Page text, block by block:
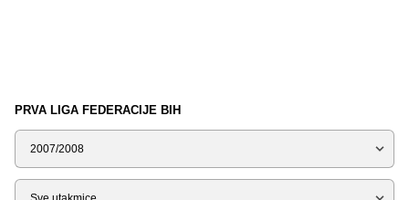
PRVA LIGA FEDERACIJE BIH
Sezona
Tip